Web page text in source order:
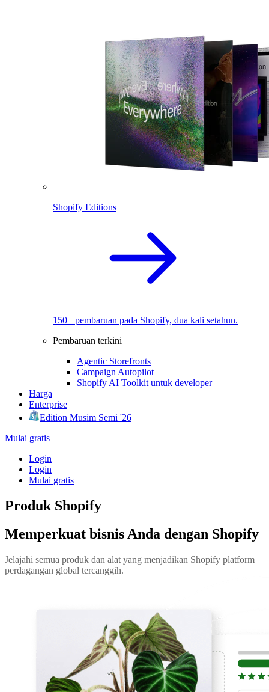
Shopify Editions
150+ pembaruan pada Shopify, dua kali setahun.
Pembaruan terkini
Agentic Storefronts
Campaign Autopilot
Shopify AI Toolkit untuk developer
Harga
Enterprise
Edition Musim Semi '26
Mulai gratis
Login
Login
Mulai gratis
Produk Shopify
Memperkuat bisnis Anda dengan Shopify
Jelajahi semua produk dan alat yang menjadikan Shopify platform
perdagangan global tercanggih.